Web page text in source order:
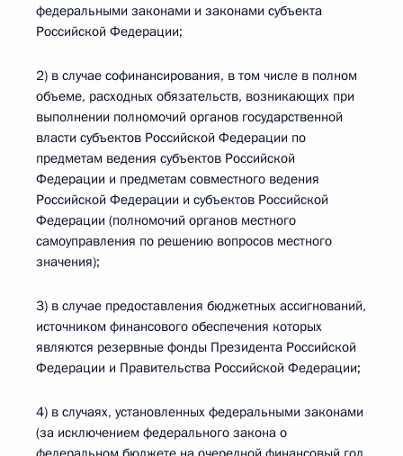
федеральными законами и законами субъекта
Российской Федерации;
2) в случае софинансирования, в том числе в полном
объеме, расходных обязательств, возникающих при
выполнении полномочий органов государственной
власти субъектов Российской Федерации по
предметам ведения субъектов Российской
Федерации и предметам совместного ведения
Российской Федерации и субъектов Российской
Федерации (полномочий органов местного
самоуправления по решению вопросов местного
значения);
3) в случае предоставления бюджетных ассигнований,
источником финансового обеспечения которых
являются резервные фонды Президента Российской
Федерации и Правительства Российской Федерации;
4) в случаях, установленных федеральными законами
(за исключением федерального закона о